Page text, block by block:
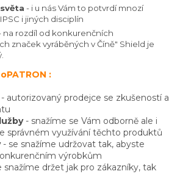
- i u nás Vám to potvrdí mnozí
i jiných disciplín
na rozdíl od konkurenčních
značek vyráběných v Číně" Shield je
:
- autorizovaný prodejce se zkušeností a
- snažíme se Vám odborně ale i
správném využívání těchto produktů
- se snažíme udržovat tak, abyste
výrobkům
snažíme držet jak pro zákazníky, tak